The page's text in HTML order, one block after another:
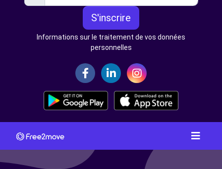
S'inscrire
Informations sur le traitement de vos données
personnelles